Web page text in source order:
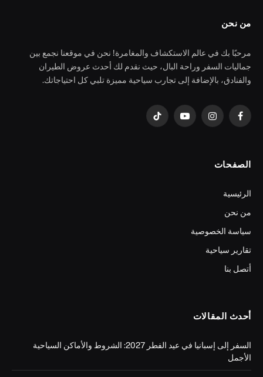
من نحن
مرحبًا بك في عالم الاستكشاف والمغامرة! نحن في موقعنا نجمع بين
جماليات السفر وراحة البال، حيث نقدم لك أحدث عروض الطيران
والفنادق، بالإضافة إلى تجارب سياحية مميزة تلبي كل احتياجاتك.
فيسبوكالانستغراميوتيوب تيكتوك
الصفحات
الرئيسية
من نحن
سياسة الخصوصية
تقارير سياحية
أتصل بنا
أحدث المقالات
السفر إلى إسبانيا في عيد الفطر 2027: الشروط والأماكن السياحية
الأجمل